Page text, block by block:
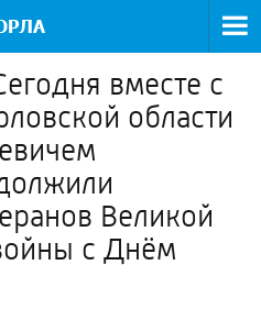
вместе с
области
Великой
с Днём